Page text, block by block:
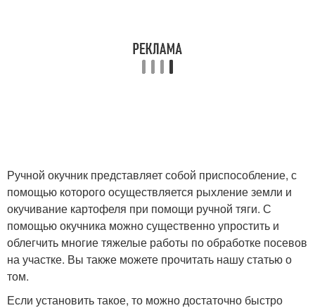
Ручной окучник представляет собой приспособление, с
помощью которого осуществляется рыхление земли и
окучивание картофеля при помощи ручной тяги. С
помощью окучника можно существенно упростить и
облегчить многие тяжелые работы по обработке посевов
на участке. Вы также можете прочитать нашу статью о
том.
Если установить такое, то можно достаточно быстро